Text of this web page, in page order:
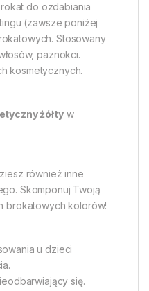
do ozdabiania
(zawsze poniżej
Stosowany
paznokci.
kosmetycznych.
żółtyw
również inne
Skomponuj Twoją
brokatowych kolorów!
u dzieci
się.